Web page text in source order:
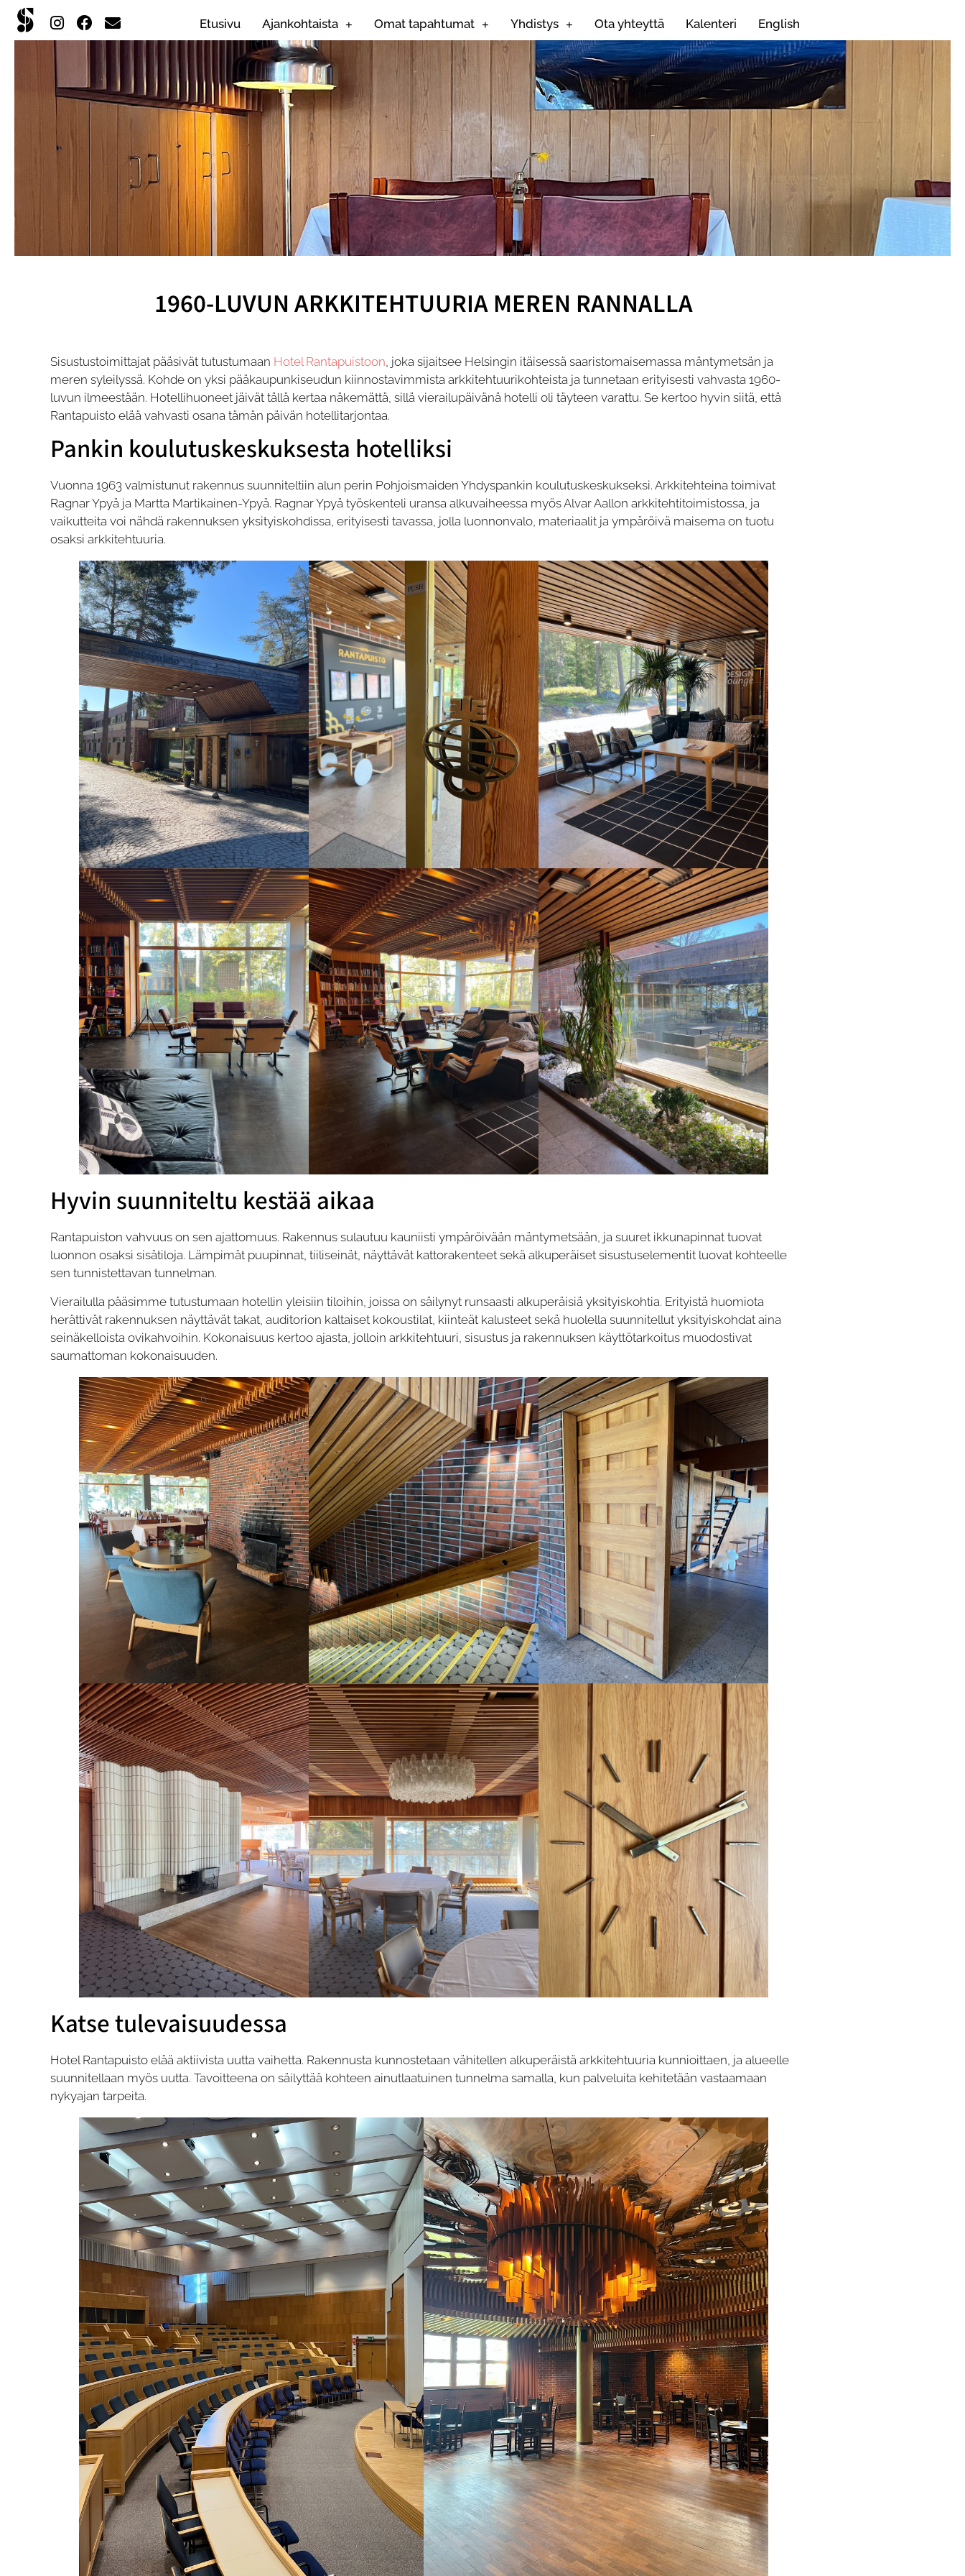
Etusivu Ajankohtaista Omat tapahtumat Yhdistys Ota yhteyttä Kalenteri English
1960-LUVUN ARKKITEHTUURIA MEREN RANNALLA
Sisustustoimittajat pääsivät tutustumaan Hotel Rantapuistoon, joka sijaitsee Helsingin itäisessä saaristomaisemassa mäntymetsän ja
meren syleilyssä. Kohde on yksi pääkaupunkiseudun kiinnostavimmista arkkitehtuurikohteista ja tunnetaan erityisesti vahvasta 1960-
luvun ilmeestään. Hotellihuoneet jäivät tällä kertaa näkemättä, sillä vierailupäivänä hotelli oli täyteen varattu. Se kertoo hyvin siitä, että
Rantapuisto elää vahvasti osana tämän päivän hotellitarjontaa.
Pankin koulutuskeskuksesta hotelliksi
Vuonna 1963 valmistunut rakennus suunniteltiin alun perin Pohjoismaiden Yhdyspankin koulutuskeskukseksi. Arkkitehteina toimivat
Ragnar Ypyä ja Martta Martikainen-Ypyä. Ragnar Ypyä työskenteli uransa alkuvaiheessa myös Alvar Aallon arkkitehtitoimistossa, ja
vaikutteita voi nähdä rakennuksen yksityiskohdissa, erityisesti tavassa, jolla luonnonvalo, materiaalit ja ympäröivä maisema on tuotu
osaksi arkkitehtuuria.
Hyvin suunniteltu kestää aikaa
Rantapuiston vahvuus on sen ajattomuus. Rakennus sulautuu kauniisti ympäröivään mäntymetsään, ja suuret ikkunapinnat tuovat
luonnon osaksi sisätiloja. Lämpimät puupinnat, tiiliseinät, näyttävät kattorakenteet sekä alkuperäiset sisustuselementit luovat kohteelle
sen tunnistettavan tunnelman.
Vierailulla pääsimme tutustumaan hotellin yleisiin tiloihin, joissa on säilynyt runsaasti alkuperäisiä yksityiskohtia. Erityistä huomiota
herättivät rakennuksen näyttävät takat, auditorion kaltaiset kokoustilat, kiinteät kalusteet sekä huolella suunnitellut yksityiskohdat aina
seinäkelloista ovikahvoihin. Kokonaisuus kertoo ajasta, jolloin arkkitehtuuri, sisustus ja rakennuksen käyttötarkoitus muodostivat
saumattoman kokonaisuuden.
Katse tulevaisuudessa
Hotel Rantapuisto elää aktiivista uutta vaihetta. Rakennusta kunnostetaan vähitellen alkuperäistä arkkitehtuuria kunnioittaen, ja alueelle
suunnitellaan myös uutta. Tavoitteena on säilyttää kohteen ainutlaatuinen tunnelma samalla, kun palveluita kehitetään vastaamaan
nykyajan tarpeita.